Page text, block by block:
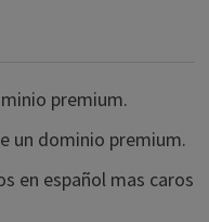
premium.
un dominio premium.
en español mas caros